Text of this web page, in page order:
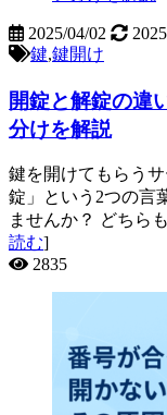
2025/04/02
鍵,鍵開け
開錠と解錠の違
分けを解説
鍵を開けてもらう
錠」という2つの言
ませんか？ どちら
読む]
2835